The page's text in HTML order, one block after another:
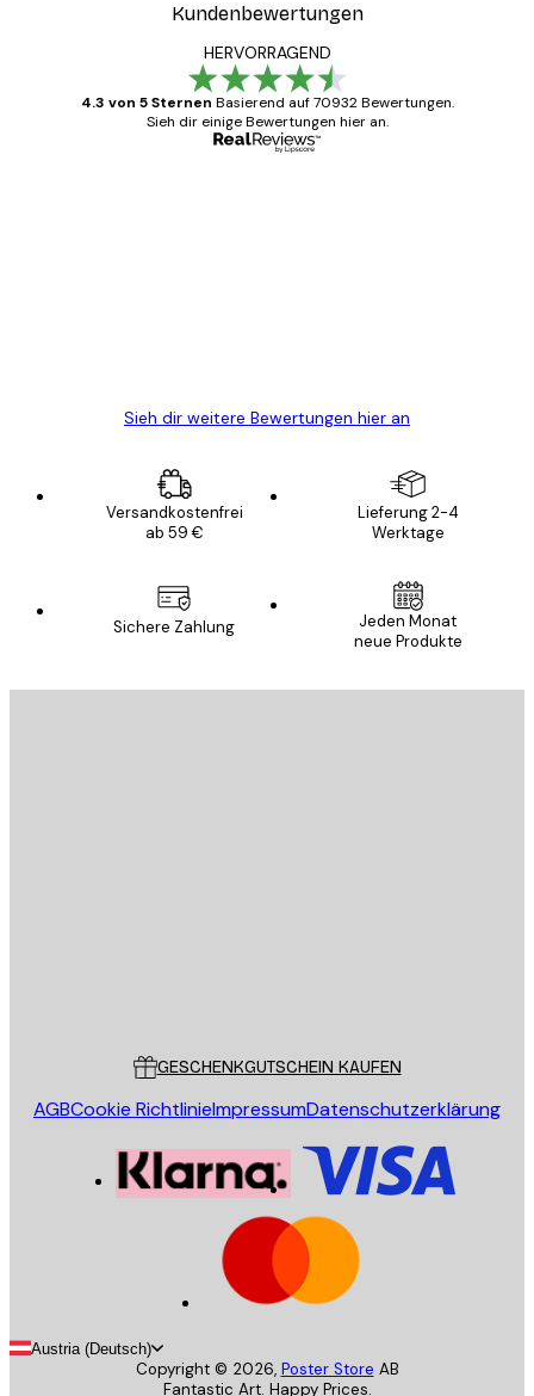
Kundenbewertungen
HERVORRAGEND
4.3 von 5 Sternen Basierend auf 70932 Bewertungen.
Sieh dir einige Bewertungen hier an.
Sieh dir weitere Bewertungen hier an
Versandkostenfrei
ab 59 €
Lieferung 2-4
Werktage
Sichere Zahlung
Jeden Monat
neue Produkte
GESCHENKGUTSCHEIN KAUFEN
AGBCookie RichtlinieImpressumDatenschutzerklärung
Austria (Deutsch)
Copyright © 2026, Poster Store AB
Fantastic Art. Happy Prices.